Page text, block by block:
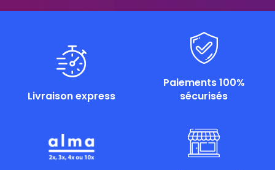
Livraison express
Paiements 100%
sécurisés